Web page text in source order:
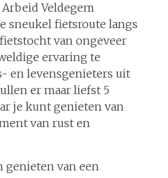
Veldegem
sneukel fietsroute langs
van ongeveer
ervaring te
en levensgenieters uit
er maar liefst 5
je kunt genieten van
van rust en
genieten van een